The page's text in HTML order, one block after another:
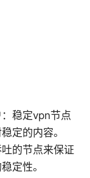
稳定vpn节点
定的内容。
的节点来保证
定性。